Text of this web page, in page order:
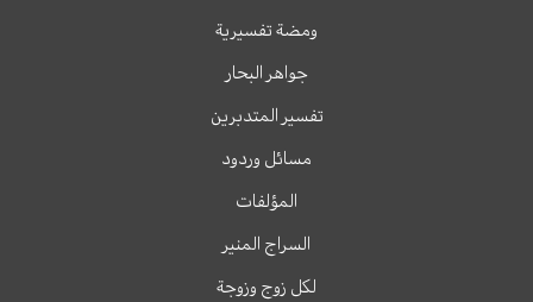
ومضة تفسيرية
جواهر البحار
تفسير المتدبرين
مسائل وردود
المؤلفات
السراج المنير
لكل زوج وزوجة